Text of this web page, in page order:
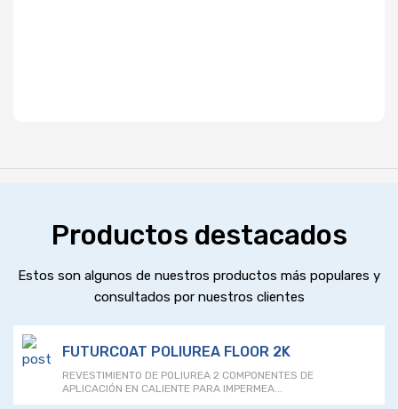
Productos destacados
Estos son algunos de nuestros productos más populares y
consultados por nuestros clientes
FUTURCOAT POLIUREA FLOOR 2K
REVESTIMIENTO DE POLIUREA 2 COMPONENTES DE
APLICACIÓN EN CALIENTE PARA IMPERMEA...